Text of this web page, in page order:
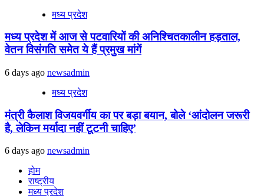
मध्य प्रदेश
मध्य प्रदेश में आज से पटवारियों की अनिश्चितकालीन हड़ताल,
वेतन विसंगति समेत ये हैं प्रमुख मांगें
6 days ago newsadmin
मध्य प्रदेश
मंत्री कैलाश विजयवर्गीय का पर बड़ा बयान, बोले ‘आंदोलन जरूरी
है, लेकिन मर्यादा नहीं टूटनी चाहिए’
6 days ago newsadmin
होम
राष्ट्रीय
मध्य प्रदेश